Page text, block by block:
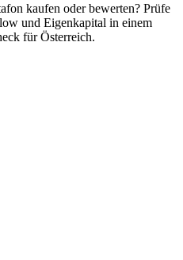
kaufen oder bewerten? Prüfe
und Eigenkapital in einem
für Österreich.